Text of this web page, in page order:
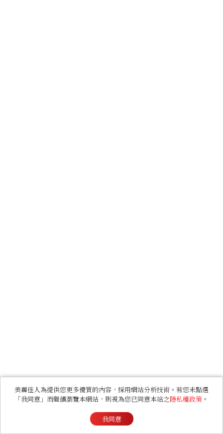
美麗佳人為提供您更多優質的內容，採用網站分析技術。若您未點選
「我同意」而繼續瀏覽本網站，則視為您已同意本站之隱私權政策 。
我同意